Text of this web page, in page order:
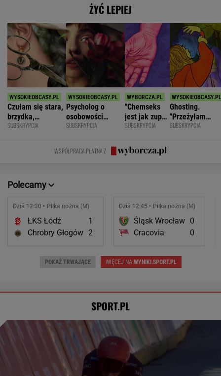
ŻYĆ LEPIEJ
Czułam się stara,
brzydka,
niepotrzebna.
SUBSKRYPCJA
Psycholog o
osobowości
narcystycznej:
albo do niczego
SUBSKRYPCJA
"Chemseks
jest jak zupa.
Nażresz się,
znów jesteś
głodny"
SUBSKRYPCJA
Ghosting.
"Przeżyłam
najpiękniejszy
SUBSKRYPCJA
WSPÓŁPRACA PŁATNA Z
Polecamy
Dziś 12:30 • Piłka nożna (M)
ŁKS Łódź
1
Chrobry Głogów 2
Dziś 12:45 • Piłka nożna (M)
Śląsk Wrocław 0
Cracovia
0
POKAŻ TRWAJĄCE WIĘCEJ NA WYNIKI.SPORT.PL
SPORT.PL